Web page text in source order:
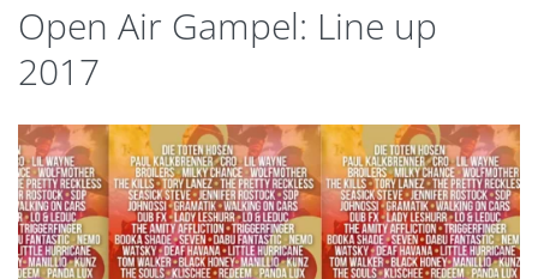
Open Air Gampel: Line up
2017